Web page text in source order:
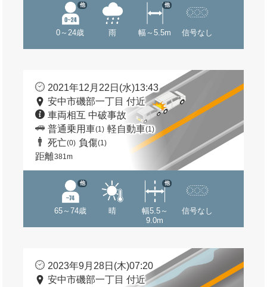
0～24歳
他
雨 幅～5.5m
他
信号なし
2021年12月22日(水)13:43
安中市磯部一丁目 付近
車両相互 中破事故
普通乗用車(1) 軽自動車(1)
死亡(0) 負傷(1)
距離381m
65～74歳
他
晴
幅5.5～
9.0m
他
信号なし
2023年9月28日(木)07:20
安中市磯部一丁目 付近